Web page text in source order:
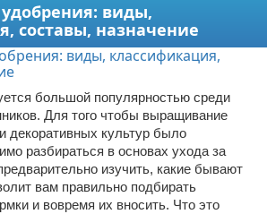
виды,
составы, назначение
большой популярностью среди
Для того чтобы выращивание
декоративных культур было
разбираться в основах ухода за
изучить, какие бывают
вам правильно подбирать
и вовремя их вносить. Что это